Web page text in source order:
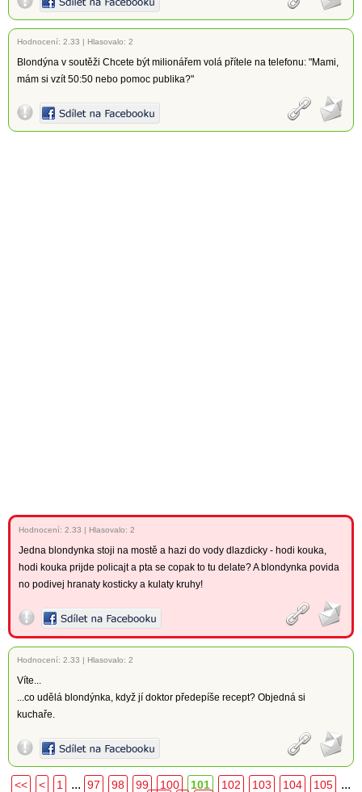
Hodnocení: 2.33 | Hlasovalo: 2
Blondýna v soutěži Chcete být milionářem volá přítele na telefonu: "Mami,
mám si vzít 50:50 nebo pomoc publika?"
Hodnocení: 2.33 | Hlasovalo: 2
Jedna blondynka stoji na mostě a hazi do vody dlazdicky - hodi kouka,
hodi kouka prijde policajt a pta se copak to tu delate? A blondynka povida
no podivej hranaty kosticky a kulaty kruhy!
Hodnocení: 2.33 | Hlasovalo: 2
Víte...
...co udělá blondýnka, když jí doktor předepíše recept? Objedná si
kuchaře.
<< < 1 ... 97 98 99 100 101 102 103 104 105 ...